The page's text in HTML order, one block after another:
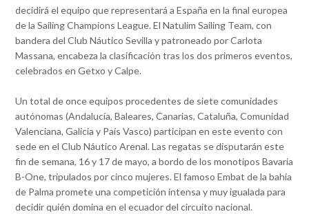
decidirá el equipo que representará a España en la final europea
de la Sailing Champions League. El Natulim Sailing Team, con
bandera del Club Náutico Sevilla y patroneado por Carlota
Massana, encabeza la clasificación tras los dos primeros eventos,
celebrados en Getxo y Calpe.
Un total de once equipos procedentes de siete comunidades
autónomas (Andalucía, Baleares, Canarias, Cataluña, Comunidad
Valenciana, Galicia y País Vasco) participan en este evento con
sede en el Club Náutico Arenal. Las regatas se disputarán este
fin de semana, 16 y 17 de mayo, a bordo de los monotipos Bavaria
B-One, tripulados por cinco mujeres. El famoso Embat de la bahía
de Palma promete una competición intensa y muy igualada para
decidir quién domina en el ecuador del circuito nacional.